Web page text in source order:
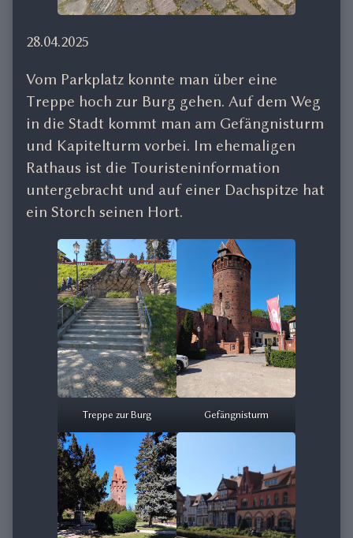
28.04.2025
Vom Parkplatz konnte man über eine
Treppe hoch zur Burg gehen. Auf dem Weg
in die Stadt kommt man am Gefängnisturm
und Kapitelturm vorbei. Im ehemaligen
Rathaus ist die Touristeninformation
untergebracht und auf einer Dachspitze hat
ein Storch seinen Hort.
Treppe zur Burg Gefängnisturm